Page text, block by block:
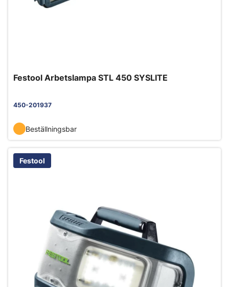
Festool Arbetslampa STL 450 SYSLITE
450-201937
Beställningsbar
Festool